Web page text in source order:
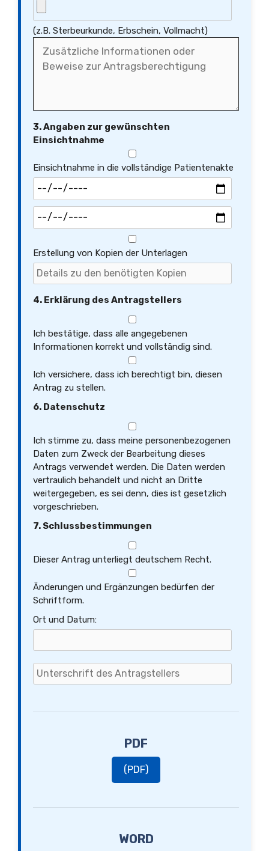
(z.B. Sterbeurkunde, Erbschein, Vollmacht)
3. Angaben zur gewünschten
Einsichtnahme
Einsichtnahme in die vollständige Patientenakte
Erstellung von Kopien der Unterlagen
4. Erklärung des Antragstellers
Ich bestätige, dass alle angegebenen
Informationen korrekt und vollständig sind.
Ich versichere, dass ich berechtigt bin, diesen
Antrag zu stellen.
6. Datenschutz
Ich stimme zu, dass meine personenbezogenen
Daten zum Zweck der Bearbeitung dieses
Antrags verwendet werden. Die Daten werden
vertraulich behandelt und nicht an Dritte
weitergegeben, es sei denn, dies ist gesetzlich
vorgeschrieben.
7. Schlussbestimmungen
Dieser Antrag unterliegt deutschem Recht.
Änderungen und Ergänzungen bedürfen der
Schriftform.
Ort und Datum:
PDF
(PDF)
WORD